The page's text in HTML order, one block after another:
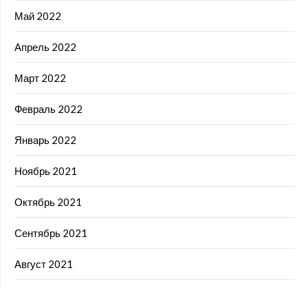
Май 2022
Апрель 2022
Март 2022
Февраль 2022
Январь 2022
Ноябрь 2021
Октябрь 2021
Сентябрь 2021
Август 2021